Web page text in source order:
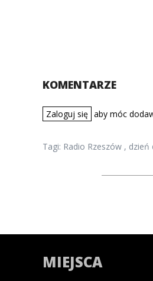
KOMENTARZE
Zaloguj się aby móc
Tagi: Radio Rzeszów , dzień
MIEJSCA